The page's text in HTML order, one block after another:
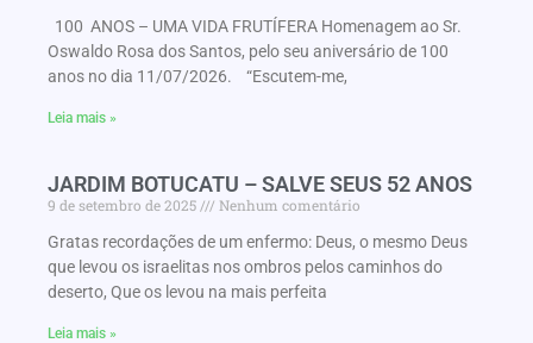
100 ANOS – UMA VIDA FRUTÍFERA Homenagem ao Sr.
Oswaldo Rosa dos Santos, pelo seu aniversário de 100
anos no dia 11/07/2026. “Escutem-me,
Leia mais »
JARDIM BOTUCATU – SALVE SEUS 52 ANOS
9 de setembro de 2025
Nenhum comentário
Gratas recordações de um enfermo: Deus, o mesmo Deus
que levou os israelitas nos ombros pelos caminhos do
deserto, Que os levou na mais perfeita
Leia mais »